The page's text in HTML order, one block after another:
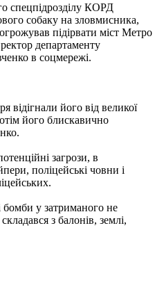
спецпідрозділу КОРД
собаку на зловмисника,
підірвати міст Метро
департаменту
в соцмережі.
відігнали його від великої
його блискавично
загрози, в
поліцейські човни і
у затриманого не
з балонів, землі,